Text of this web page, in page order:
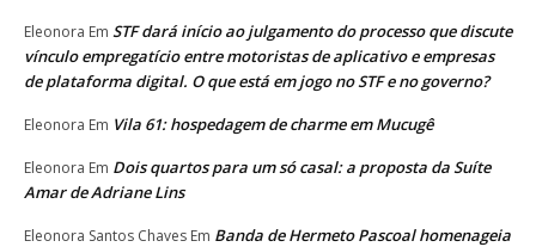
Eleonora Em STF dará início ao julgamento do processo que discute
vínculo empregatício entre motoristas de aplicativo e empresas
de plataforma digital. O que está em jogo no STF e no governo?
Eleonora Em Vila 61: hospedagem de charme em Mucugê
Eleonora Em Dois quartos para um só casal: a proposta da Suíte
Amar de Adriane Lins
Eleonora Santos Chaves Em Banda de Hermeto Pascoal homenageia